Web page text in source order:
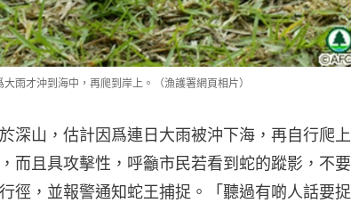
雨才沖到海中，再爬到岸上。（漁護署網頁相片）
深山，估計因爲連日大雨被沖下海，再自行爬上
而且具攻擊性，呼籲市民若看到蛇的蹤影，不要
徑，並報警通知蛇王捕捉。「聽過有啲人話要捉